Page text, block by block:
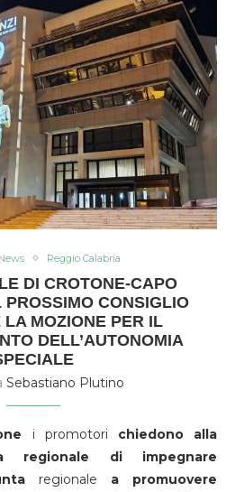
Reggio Calabria
DI CROTONE-CAPO
CONSIGLIO
LA MOZIONE PER IL
DELL’AUTONOMIA
Sebastiano Plutino
i promotori chiedono alla
regionale di impegnare
regionale a promuovere